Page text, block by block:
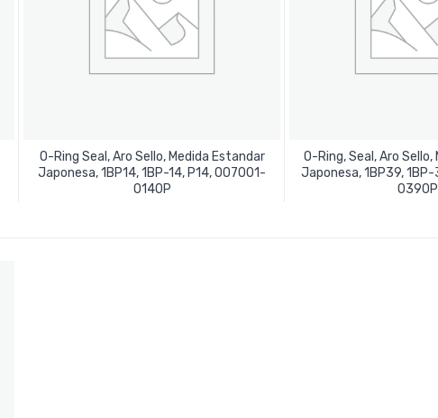
O-Ring Seal, Aro Sello, Medida Estandar
Japonesa, 1BP14, 1BP-14, P14, 007001-
0140P
Leer Más
O-Ring, Seal, Aro
Japonesa, 1BP39,
0390P
Leer